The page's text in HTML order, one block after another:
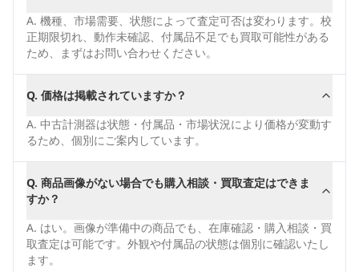
A. 機種、市場需要、状態によって査定可否は変わります。校
正期限切れ、動作未確認、付属品不足でも買取可能性がある
ため、まずはお問い合わせください。
Q. 価格は掲載されていますか？
A. 中古計測器は状態・付属品・市場状況により価格が変動す
るため、個別にご案内しています。
Q. 商品画像がない場合でも購入相談・買取査定はできま
すか？
A. はい。画像が準備中の商品でも、在庫確認・購入相談・買
取査定は可能です。外観や付属品の状態は個別に確認いたし
ます。